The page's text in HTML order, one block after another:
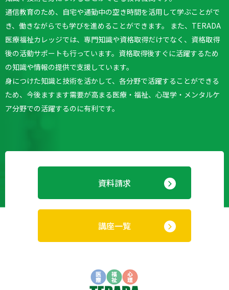
通信教育のため、自宅や通勤中の空き時間を活用して学ぶことがで
き、働きながらでも学びを進めることができます。
また、TERADA
医療福祉カレッジでは、専門知識や資格取得だけでなく、資格取得
後の活動サポートも行っています。 資格取得後すぐに活躍するため
の知識や情報の提供で支援しています。
身につけた知識と技術を活かして、各分野で活躍することができる
ため、今後ますます需要が高まる医療・福祉、心理学・メンタルケ
ア分野での活躍するのに有利です。
資料請求
講座一覧